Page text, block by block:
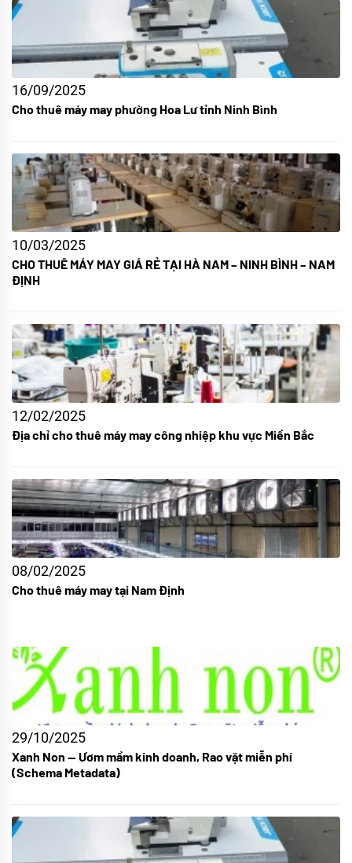
16/09/2025
Cho thuê máy may phường Hoa Lư tỉnh Ninh Bình
10/03/2025
CHO THUÊ MÁY MAY GIÁ RẺ TẠI HÀ NAM – NINH BÌNH – NAM
ĐỊNH
12/02/2025
Địa chỉ cho thuê máy may công nhiệp khu vực Miền Bắc
08/02/2025
Cho thuê máy may tại Nam Định
29/10/2025
Xanh Non — Ươm mầm kinh doanh, Rao vặt miễn phí
(Schema Metadata)